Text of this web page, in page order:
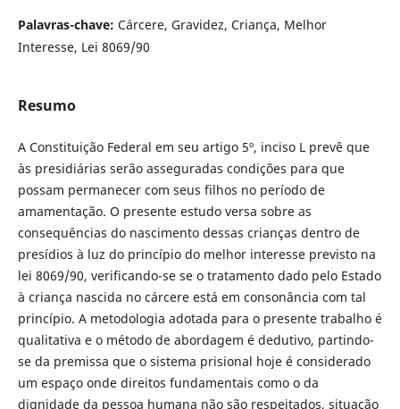
Palavras-chave: Cárcere, Gravidez, Criança, Melhor
Interesse, Lei 8069/90
Resumo
A Constituição Federal em seu artigo 5º, inciso L prevê que
às presidiárias serão asseguradas condições para que
possam permanecer com seus filhos no período de
amamentação. O presente estudo versa sobre as
consequências do nascimento dessas crianças dentro de
presídios à luz do princípio do melhor interesse previsto na
lei 8069/90, verificando-se se o tratamento dado pelo Estado
à criança nascida no cárcere está em consonância com tal
princípio. A metodologia adotada para o presente trabalho é
qualitativa e o método de abordagem é dedutivo, partindo-
se da premissa que o sistema prisional hoje é considerado
um espaço onde direitos fundamentais como o da
dignidade da pessoa humana não são respeitados, situação